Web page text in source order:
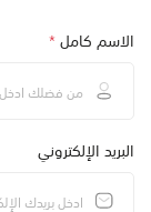
الاسم كامل*
البريد الإلكتروني